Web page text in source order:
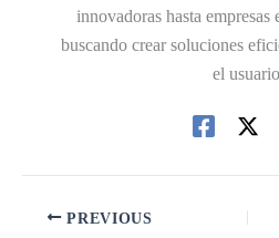
innovadoras hasta empresas
buscando crear soluciones
el
PREVIOUS